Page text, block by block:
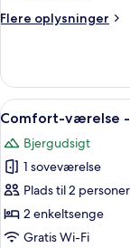
dobbeltseng
Flere oplysninger
Flere
værelse
1
(Pilatus
view)
Indlæs
alle
billeder
af
Comfort-
værelse
-
10
Comfort-værelse -
Bjergudsigt
1 soveværelse
Plads til 2 personer
2 enkeltsenge
Gratis Wi-Fi